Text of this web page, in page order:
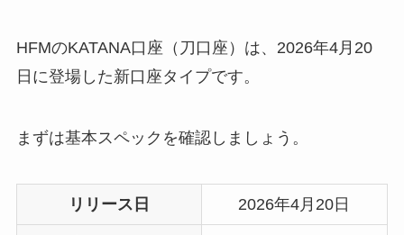
HFMのKATANA口座（刀口座）は、2026年4月20
日に登場した新口座タイプです。
まずは基本スペックを確認しましょう。
リリース日 2026年4月20日